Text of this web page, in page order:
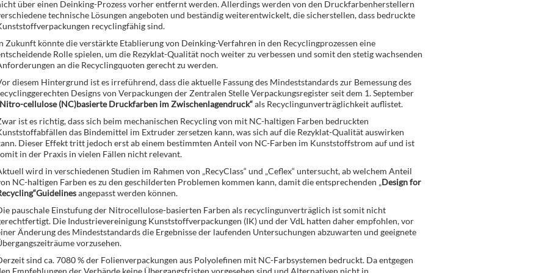
über einen Deinking-Prozess vorher entfernt werden. Allerdings werden von den Druckfarbenherstellern
technische Lösungen angeboten und beständig weiterentwickelt, die sicherstellen, dass bedruckte
recyclingfähig sind.
Zukunft könnte die verstärkte Etablierung von Deinking-Verfahren in den Recyclingprozessen eine
Rolle spielen, um die Rezyklat-Qualität noch weiter zu verbessen und somit den stetig wachsenden
an die Recyclingquoten gerecht zu werden.
diesem Hintergrund ist es irreführend, dass die aktuelle Fassung des Mindeststandards zur Bemessung des
Designs von Verpackungen der Zentralen Stelle Verpackungsregister seit dem 1. September
cellulose (NC)basierte Druckfarben im Zwischenlagendruck“als Recyclingunverträglichkeit auflistet.
ist es richtig, dass sich beim mechanischen Recycling von mit NC-haltigen Farben bedruckten
das Bindemittel im Extruder zersetzen kann, was sich auf die Rezyklat-Qualität auswirken
Dieser Effekt tritt jedoch erst ab einem bestimmten Anteil von NC-Farben im Kunststoffstrom auf und ist
in der Praxis in vielen Fällen nicht relevant.
wird in verschiedenen Studien im Rahmen von „RecyClass“ und „Ceflex“ untersucht, ab welchem Anteil
NC-haltigen Farben es zu den geschilderten Problemen kommen kann, damit die entsprechenden „Design for
angepasst werden können.
pauschale Einstufung der Nitrocellulose-basierten Farben als recyclingunverträglich ist somit nicht
Die Industrievereinigung Kunststoffverpackungen (IK) und der VdL hatten daher empfohlen, vor
Änderung des Mindeststandards die Ergebnisse der laufenden Untersuchungen abzuwarten und geeignete
vorzusehen.
sind ca. 7080 % der Folienverpackungen aus Polyolefinen mit NC-Farbsystemen bedruckt. Da entgegen
Empfehlungen der Verbände keine Übergangsfristen vorgesehen sind und Alternativen nicht in